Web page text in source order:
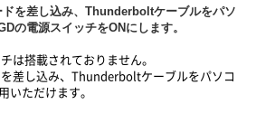
を差し込み、Thunderboltケーブルをパソ
の電源スイッチをONにします。
は搭載されておりません。
差し込み、Thunderboltケーブルをパソコ
いただけます。